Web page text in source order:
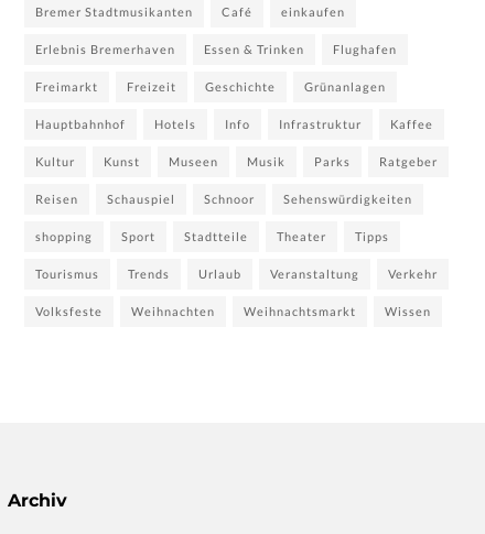
Bremer Stadtmusikanten Café einkaufen
Erlebnis Bremerhaven Essen & Trinken Flughafen
Freimarkt Freizeit Geschichte Grünanlagen
Hauptbahnhof Hotels Info Infrastruktur Kaffee
Kultur Kunst Museen Musik Parks Ratgeber
Reisen Schauspiel Schnoor Sehenswürdigkeiten
shopping Sport Stadtteile Theater Tipps
Tourismus Trends Urlaub Veranstaltung Verkehr
Volksfeste Weihnachten Weihnachtsmarkt Wissen
Archiv